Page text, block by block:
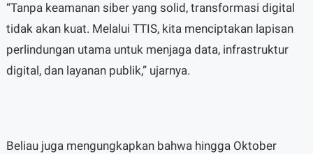
“Tanpa keamanan siber yang solid, transformasi digital
tidak akan kuat. Melalui TTIS, kita menciptakan lapisan
perlindungan utama untuk menjaga data, infrastruktur
digital, dan layanan publik,” ujarnya.
Beliau juga mengungkapkan bahwa hingga Oktober